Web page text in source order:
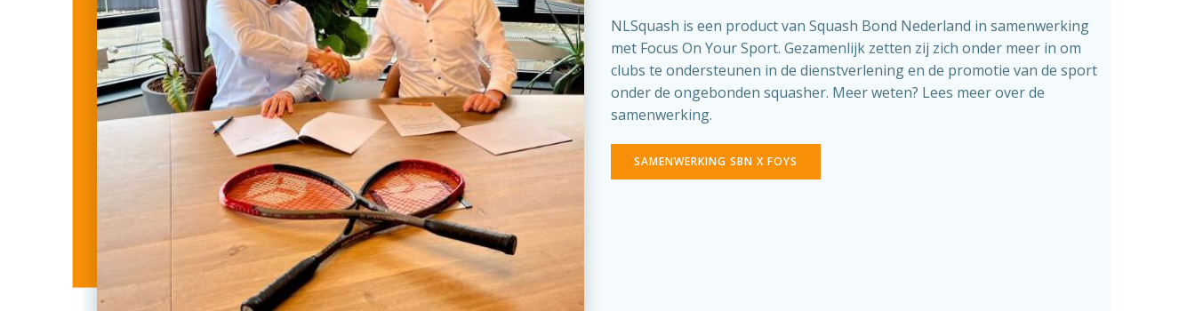
NLSquash is een product van Squash Bond Nederland in samenwerking
met Focus On Your Sport. Gezamenlijk zetten zij zich onder meer in om
clubs te ondersteunen in de dienstverlening en de promotie van de sport
onder de ongebonden squasher. Meer weten? Lees meer over de
samenwerking.
SAMENWERKING SBN X FOYS